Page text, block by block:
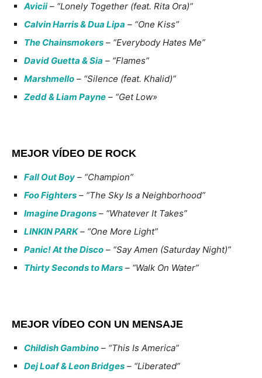
Avicii – “Lonely Together (feat. Rita Ora)”
Calvin Harris & Dua Lipa – “One Kiss”
The Chainsmokers – “Everybody Hates Me”
David Guetta & Sia – “Flames”
Marshmello – “Silence (feat. Khalid)”
Zedd & Liam Payne – “Get Low»
MEJOR VÍDEO DE ROCK
Fall Out Boy – “Champion”
Foo Fighters – “The Sky Is a Neighborhood”
Imagine Dragons – “Whatever It Takes”
LINKIN PARK – “One More Light”
Panic! At the Disco – “Say Amen (Saturday Night)”
Thirty Seconds to Mars – “Walk On Water”
MEJOR VÍDEO CON UN MENSAJE
Childish Gambino – “This Is America”
Dej Loaf & Leon Bridges – “Liberated”